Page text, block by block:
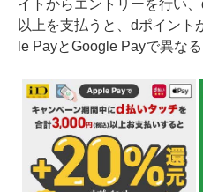
イトからエントリーを行い
以上を支払うと、dポイント
le PayとGoogle Payで異なる